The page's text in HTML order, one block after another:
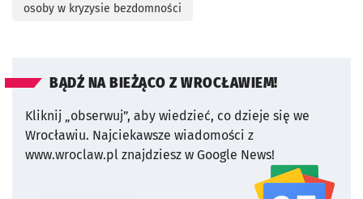
osoby w kryzysie bezdomności
BĄDŹ NA BIEŻĄCO Z WROCŁAWIEM!
Kliknij „obserwuj”, aby wiedzieć, co dzieje się we
Wrocławiu. Najciekawsze wiadomości z
www.wroclaw.pl znajdziesz w Google News!